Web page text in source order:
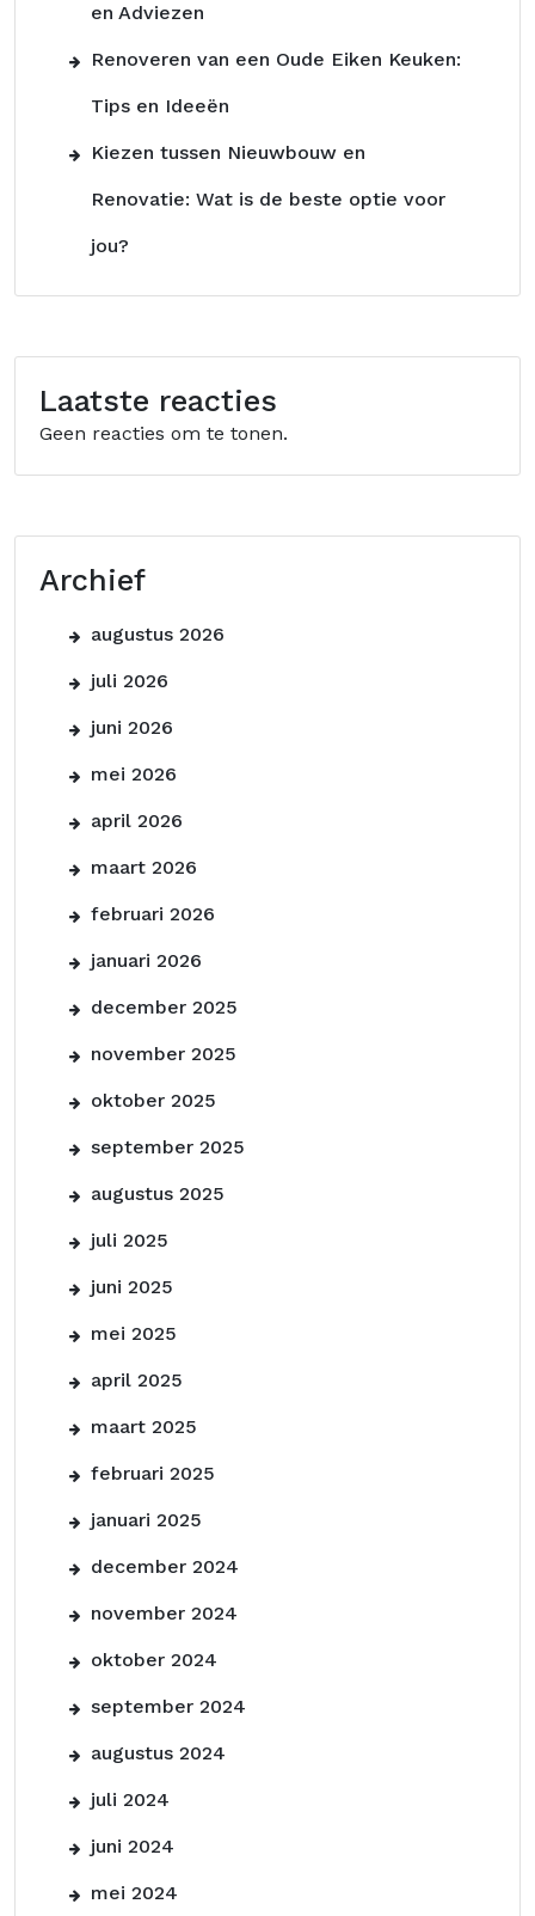
en Adviezen
Renoveren van een Oude Eiken Keuken:
Tips en Ideeën
Kiezen tussen Nieuwbouw en
Renovatie: Wat is de beste optie voor
jou?
Laatste reacties
Geen reacties om te tonen.
Archief
augustus 2026
juli 2026
juni 2026
mei 2026
april 2026
maart 2026
februari 2026
januari 2026
december 2025
november 2025
oktober 2025
september 2025
augustus 2025
juli 2025
juni 2025
mei 2025
april 2025
maart 2025
februari 2025
januari 2025
december 2024
november 2024
oktober 2024
september 2024
augustus 2024
juli 2024
juni 2024
mei 2024